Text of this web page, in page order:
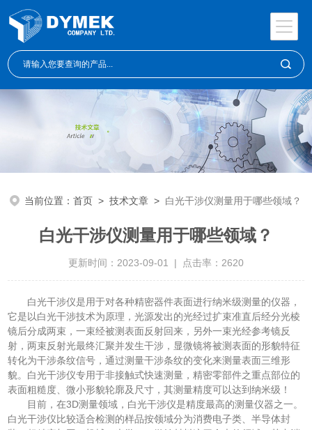
当前位置：首页 >技术文章 > 白光干涉仪测量用于哪些领域？
白光干涉仪测量用于哪些领域？
更新时间：2023-09-01 | 点击率：2620
白光干涉仪是用于对各种精密器件表面进行纳米级测量的仪器，
它是以白光干涉技术为原理，光源发出的光经过扩束准直后经分光棱
镜后分成两束，一束经被测表面反射回来，另外一束光经参考镜反
射，两束反射光最终汇聚并发生干涉，显微镜将被测表面的形貌特征
转化为干涉条纹信号，通过测量干涉条纹的变化来测量表面三维形
貌。白光干涉仪专用于非接触式快速测量，精密零部件之重点部位的
表面粗糙度、微小形貌轮廓及尺寸，其测量精度可以达到纳米级！
目前，在3D测量领域，白光干涉仪是精度最高的测量仪器之一。
白光干涉仪比较适合检测的样品按领域分为消费电子类、半导体封